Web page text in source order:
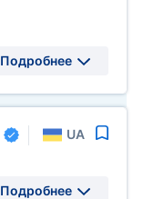
Подробнее
UA
Подробнее